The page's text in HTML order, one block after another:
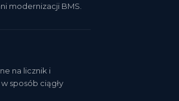
modernizacji BMS.
na licznik i
sposób ciągły